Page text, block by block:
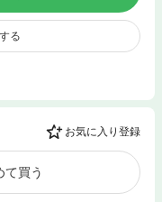
る
お気に入り登録
て買う